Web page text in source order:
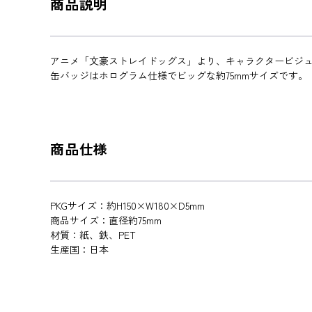
アニメ「文豪ストレイドッグス」より、キャラクタービジ
缶バッジはホログラム仕様でビッグな約75mmサイズです。
商品仕様
PKGサイズ：約H150×W180×D5mm
商品サイズ：直径約75mm
材質：紙、鉄、PET
生産国：日本